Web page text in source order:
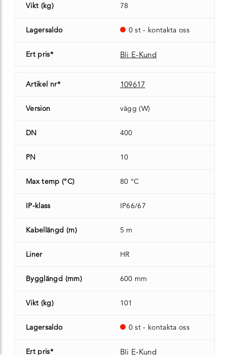
Vikt (kg) 78
Lagersaldo 0 st - kontakta oss
Ert pris* Bli E-Kund
Artikel nr* 109617
Version vägg (W)
DN 400
PN 10
Max temp (°C) 80 °C
IP-klass IP66/67
Kabellängd (m) 5 m
Liner HR
Bygglängd (mm) 600 mm
Vikt (kg) 101
Lagersaldo 0 st - kontakta oss
Ert pris* Bli E-Kund